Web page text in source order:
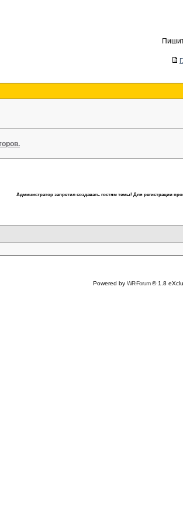
Администратор запретил создавать гостям темы! Для регистрации
Powered by WR-Forum© 1.8